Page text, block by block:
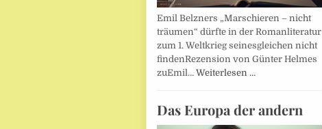
Emil Belzners „Marschieren – nicht
träumen“ dürfte in der Romanliteratur
zum 1. Weltkrieg seinesgleichen nicht
findenRezension von Günter Helmes
zuEmil… Weiterlesen …
Das Europa der andern